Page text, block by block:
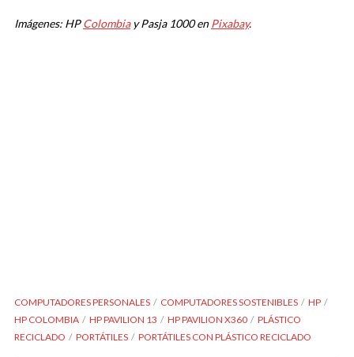
Imágenes: HPColombiay Pasja 1000 enPixabay.
COMPUTADORES PERSONALES COMPUTADORES SOSTENIBLES
HP
HP COLOMBIA
HP PAVILION 13 HP PAVILION X360
PLÁSTICO
RECICLADO
PORTÁTILES PORTÁTILES CON PLÁSTICO RECICLADO